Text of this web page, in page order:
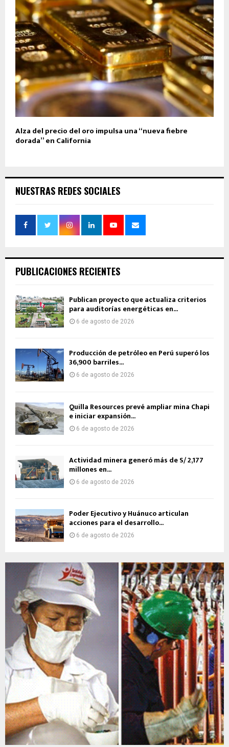
Alza del precio del oro impulsa una “nueva fiebre
dorada” en California
NUESTRAS REDES SOCIALES
PUBLICACIONES RECIENTES
Publican proyecto que actualiza criterios
para auditorías energéticas en...
6 de agosto de 2026
Producción de petróleo en Perú superó los
36,900 barriles...
6 de agosto de 2026
Quilla Resources prevé ampliar mina Chapi
e iniciar expansión...
6 de agosto de 2026
Actividad minera generó más de S/ 2,177
millones en...
6 de agosto de 2026
Poder Ejecutivo y Huánuco articulan
acciones para el desarrollo...
6 de agosto de 2026